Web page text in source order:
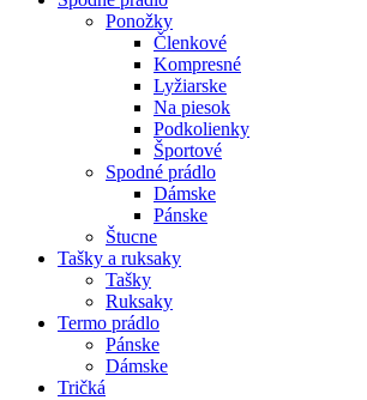
Ponožky
Členkové
Kompresné
Lyžiarske
Na piesok
Podkolienky
Športové
Spodné prádlo
Dámske
Pánske
Štucne
Tašky a ruksaky
Tašky
Ruksaky
Termo prádlo
Pánske
Dámske
Tričká